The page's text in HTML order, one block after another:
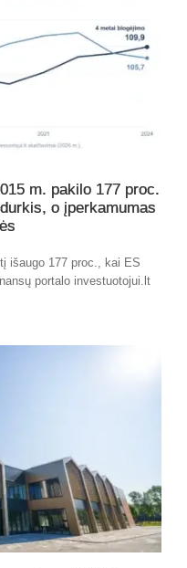
m. pakilo 177 proc.
o įperkamumas
išaugo 177 proc., kai ES
portalo investuotojui.lt